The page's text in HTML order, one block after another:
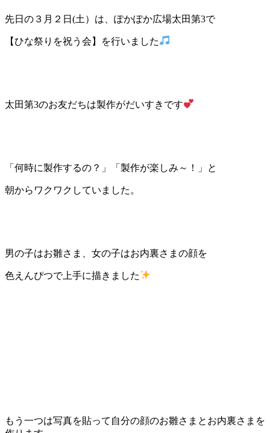
先日の３月２日(土）は、ぽかぽか広場太田第3で
【ひな祭りを祝う会】を行いました
太田第3のお友だちは製作がだいすきです
「何時に製作するの？」「製作が楽しみ～！」と
朝からワクワクしていました。
男の子はお雛さま、女の子はお内裏さまの顔を
色えんぴつで上手に描きました
もう一つは写真を貼って自分の顔のお雛さまとお内裏さまを